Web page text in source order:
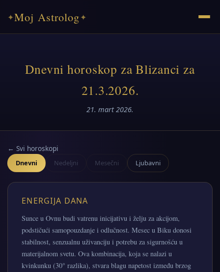
✦Moj Astrolog✦
Dnevni horoskop za Blizanci za
21.3.2026.
21. mart 2026.
← Svi horoskopi
Dnevni Nedeljni Mesečni Ljubavni
ENERGIJA DANA
Sunce u Ovnu budi vatrenu inicijativu i želju za akcijom,
podstičući samopouzdanje i odlučnost. Mesec u Biku donosi
stabilnost, senzualnu uživanciju i potrebu za sigurnošću u
materijalnom svetu. Ova kombinacija, koja se nalazi u
kvinkunku (30° razlika), stvara blagu napetost između brzog